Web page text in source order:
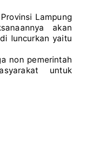
Lampung
akan
luncurkan yaitu
non pemerintah
untuk